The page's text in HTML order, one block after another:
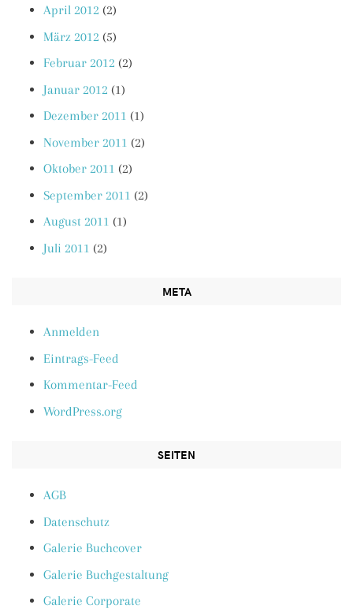
April 2012 (2)
März 2012 (5)
Februar 2012 (2)
Januar 2012 (1)
Dezember 2011 (1)
November 2011 (2)
Oktober 2011 (2)
September 2011 (2)
August 2011 (1)
Juli 2011 (2)
META
Anmelden
Eintrags-Feed
Kommentar-Feed
WordPress.org
SEITEN
AGB
Datenschutz
Galerie Buchcover
Galerie Buchgestaltung
Galerie Corporate